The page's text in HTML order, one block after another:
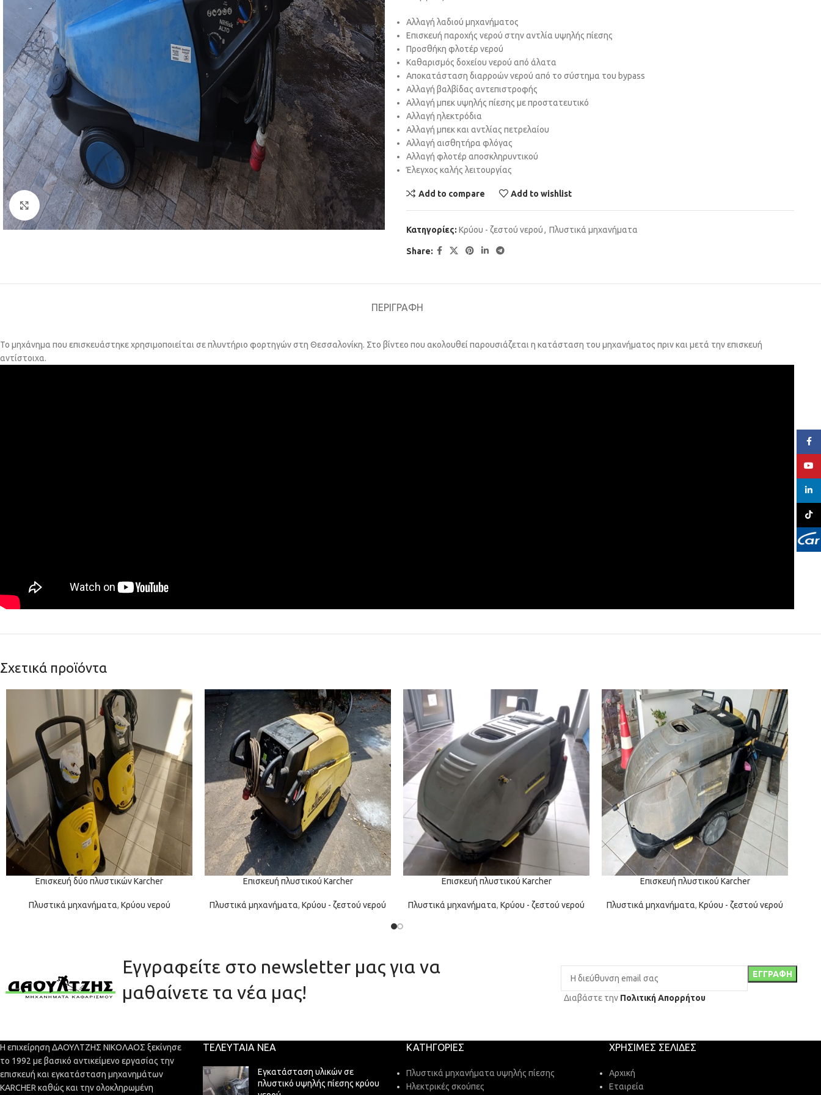
Click to enlarge
Αλλαγή λαδιού μηχανήματος
Επισκευή παροχής νερού στην αντλία υψηλής πίεσης
Προσθήκη φλοτέρ νερού
Καθαρισμός δοχείου νερού από άλατα
Αποκατάσταση διαρροών νερού από το σύστημα του bypass
Αλλαγή βαλβίδας αντεπιστροφής
Αλλαγή μπεκ υψηλής πίεσης με προστατευτικό
Αλλαγή ηλεκτρόδια
Αλλαγή μπεκ και αντλίας πετρελαίου
Αλλαγή αισθητήρα φλόγας
Αλλαγή φλοτέρ αποσκληρυντικού
Έλεγχος καλής λειτουργίας
Add to compare Add to wishlist
Κατηγορίες: Κρύου - ζεστού νερού, Πλυστικά μηχανήματα
Share:
ΠΕΡΙΓΡΑΦΉ
Το μηχάνημα που επισκευάστηκε χρησιμοποιείται σε πλυντήριο φορτηγών στη Θεσσαλονίκη. Στο βίντεο που ακολουθεί παρουσιάζεται η κατάσταση του μηχανήματος πριν και μετά την επισκευή
αντίστοιχα.
Σχετικά προϊόντα
Επισκευή δύο πλυστικών Karcher
Πλυστικά μηχανήματα, Κρύου νερού
Επισκευή πλυστικού Karcher
Πλυστικά μηχανήματα, Κρύου - ζεστού νερού
Επισκευή πλυστικού Karcher
Πλυστικά μηχανήματα, Κρύου - ζεστού νερού
Επισκευή πλυστικού Karcher
Πλυστικά μηχανήματα, Κρύου - ζεστού νερού
Εγγραφείτε στο newsletter μας για να
μαθαίνετε τα νέα μας!
Διαβάστε την Πολιτική Απορρήτου
Η επιχείρηση ΔΑΟΥΛΤΖΗΣ ΝΙΚΟΛΑΟΣ ξεκίνησε
το 1992 με βασικό αντικείμενο εργασίας την
επισκευή και εγκατάσταση μηχανημάτων
KARCHER καθώς και την ολοκληρωμένη
ΤΕΛΕΥΤΑΊΑ ΝΈΑ
Εγκατάσταση υλικών σε
πλυστικό υψηλής πίεσης κρύου
ΚΑΤΗΓΟΡΊΕΣ
Πλυστικά μηχανήματα υψηλής πίεσης
Ηλεκτρικές σκούπες
ΧΡΉΣΙΜΕΣ ΣΕΛΊΔΕΣ
Αρχική
Εταιρεία